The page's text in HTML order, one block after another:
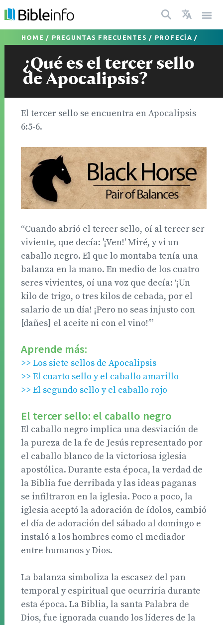
HOME / PREGUNTAS FRECUENTES / PROFECÍA /
¿Qué es el tercer sello
de Apocalipsis?
El tercer sello se encuentra en Apocalipsis
6:5-6.
“Cuando abrió el tercer sello, oí al tercer ser
viviente, que decía: '¡Ven!' Miré, y vi un
caballo negro. El que lo montaba tenía una
balanza en la mano. En medio de los cuatro
seres vivientes, oí una voz que decía: ‘¡Un
kilo de trigo, o tres kilos de cebada, por el
salario de un día! ¡Pero no seas injusto con
[dañes] el aceite ni con el vino!’”
Aprende más:
>> Los siete sellos de Apocalipsis
>> El cuarto sello y el caballo amarillo
>> El segundo sello y el caballo rojo
El tercer sello: el caballo negro
El caballo negro implica una desviación de
la pureza de la fe de Jesús representado por
el caballo blanco de la victoriosa iglesia
apostólica. Durante esta época, la verdad de
la Biblia fue derribada y las ideas paganas
se infiltraron en la iglesia. Poco a poco, la
iglesia aceptó la adoración de ídolos, cambió
el día de adoración del sábado al domingo e
instaló a los hombres como el mediador
entre humanos y Dios.
La balanza simboliza la escasez del pan
temporal y espiritual que ocurriría durante
esta época. La Biblia, la santa Palabra de
Dios, fue ignorada cuando los líderes de la